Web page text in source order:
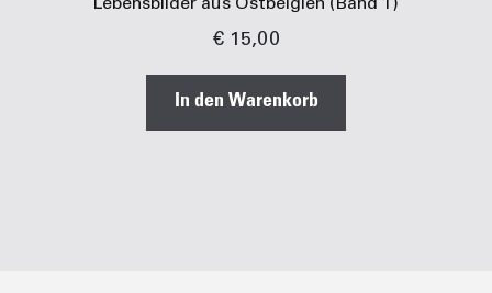
Lebensbilder aus Ostbelgien (Band 1)
€15,00
In den Warenkorb